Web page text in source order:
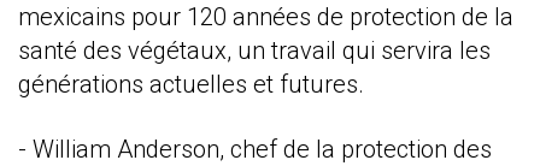
mexicains pour 120 années de protection de la
santé des végétaux, un travail qui servira les
générations actuelles et futures.
- William Anderson, chef de la protection des